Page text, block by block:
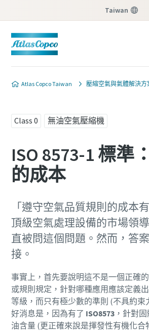
Taiwan
Atlas Copco Taiwan 壓縮空氣與氣體解決方
Class 0 無油空氣壓縮機
ISO 8573-1 標準
的成本
「遵守空氣品質規則的成本
頂級空氣處理設備的市場領
直被問這個問題。然而，答
接。
事實上，首先要說明這不是一個正確
或規則規定，針對哪種應用應該定義
等級，而只有極少數的準則 (不具約束
好消息是，因為有了 ISO8573，針對
油含量 (更正確來說是揮發性有機化合